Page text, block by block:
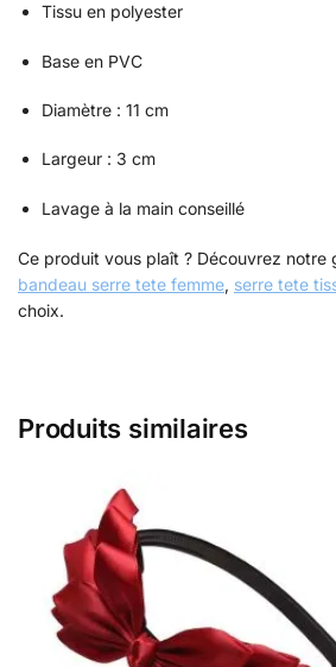
Tissu en polyester
Base en PVC
Diamètre : 11 cm
Largeur : 3 cm
Lavage à la main conseillé
Ce produit vous plaît ? Découvrez notre
bandeau serre tete femme, serre tete
choix.
Produits similaires